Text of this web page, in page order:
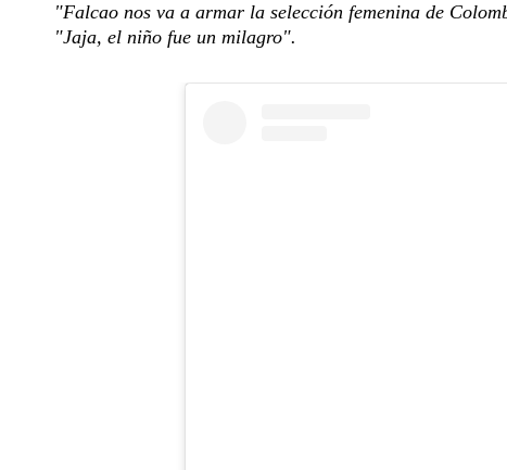
"Falcao nos va a armar la selección femenina de
"Jaja, el niño fue un milagro".